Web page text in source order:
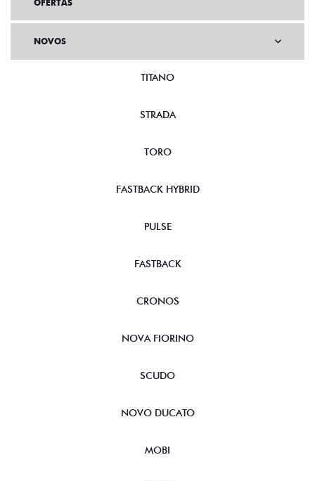
OFERTAS
NOVOS
TITANO
STRADA
TORO
FASTBACK HYBRID
PULSE
FASTBACK
CRONOS
NOVA FIORINO
SCUDO
NOVO DUCATO
MOBI